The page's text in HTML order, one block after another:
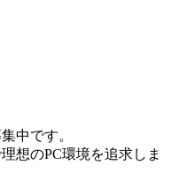
中です。
想のPC環境を追求しま